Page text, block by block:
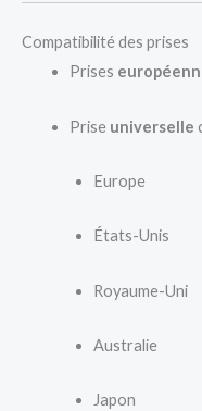
Compatibilité des prises
Prises
Prise universelle
Europe
États-Unis
Royaume-Uni
Australie
Japon